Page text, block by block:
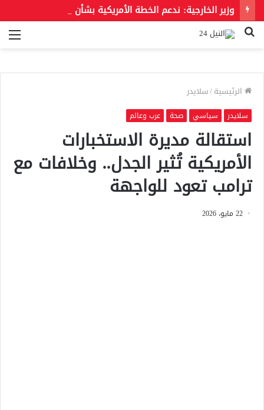
بحث
الرئيسية/سلايدر
سلايدر سياسي صحة عرب وعالم
استقالة مديرة الاستخبارات
الأمريكية تُثير الجدل.. وخلافات مع
ترامب تعود للواجهة
22 مايو، 2026